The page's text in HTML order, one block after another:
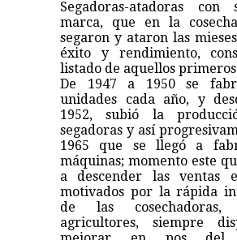
Segadoras-atadoras
marca, que en la
segaron y ataron las
éxito y rendimiento,
listado de aquellos
De 1947 a 1950 se
unidades cada año, y
1952, subió la
segadoras y así
1965 que se llegó a
máquinas; momento este
a descender las ventas
motivados por la rápida
de las
agricultores, siempre